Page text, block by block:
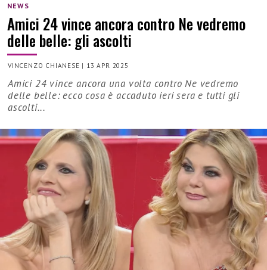
NEWS
Amici 24 vince ancora contro Ne vedremo
delle belle: gli ascolti
VINCENZO CHIANESE | 13 APR 2025
Amici 24 vince ancora una volta contro Ne vedremo
delle belle: ecco cosa è accaduto ieri sera e tutti gli
ascolti...